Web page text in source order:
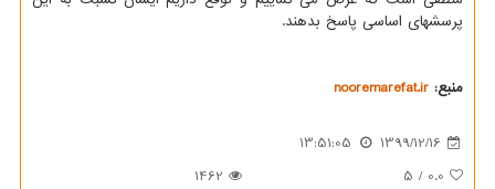
پرسشهای اساسی پاسخ بدهند.
منبع: nooremarefat.ir
1399/12/16
13:51:05
0.0
/
5
1462